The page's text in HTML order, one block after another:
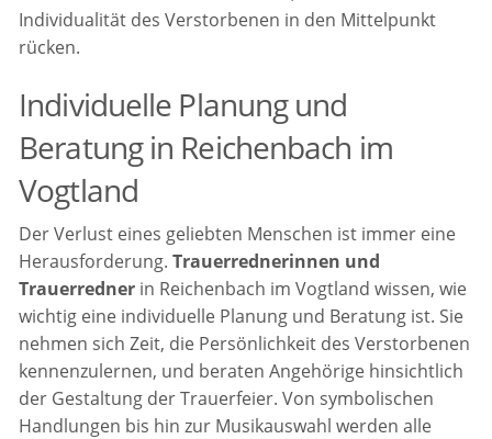
Individualität des Verstorbenen in den Mittelpunkt
rücken.
Individuelle Planung und
Beratung in Reichenbach im
Vogtland
Der Verlust eines geliebten Menschen ist immer eine
Herausforderung.Trauerrednerinnen und
Trauerredner in Reichenbach im Vogtland wissen, wie
wichtig eine individuelle Planung und Beratung ist. Sie
nehmen sich Zeit, die Persönlichkeit des Verstorbenen
kennenzulernen, und beraten Angehörige hinsichtlich
der Gestaltung der Trauerfeier. Von symbolischen
Handlungen bis hin zur Musikauswahl werden alle